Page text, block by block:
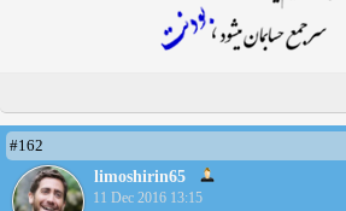
#162
limoshirin65
11 Dec 2016 13:15